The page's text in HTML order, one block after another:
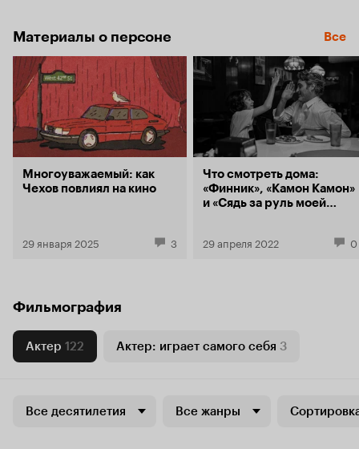
Материалы о персоне Все
Многоуважаемый: как
Чехов повлиял на кино
29 января 2025 3
Что смотреть дома:
«Финник», «Камон Камон»
и «Сядь за руль моей
29 апреля 2022 0
Фильмография
Актер 122 Актер: играет самого себя 3
Все десятилетия Все жанры